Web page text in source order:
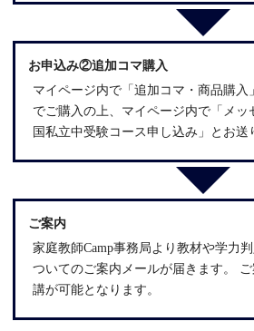
お申込み②追加コマ購入
マイページ内で「追加コマ・商品購入
でご購入の上、マイページ内で「メッ
国私立中受験コース申し込み」とお送
ご案内
家庭教師Camp事務局より教材や学力
ついてのご案内メールが届きます。
講が可能となります。